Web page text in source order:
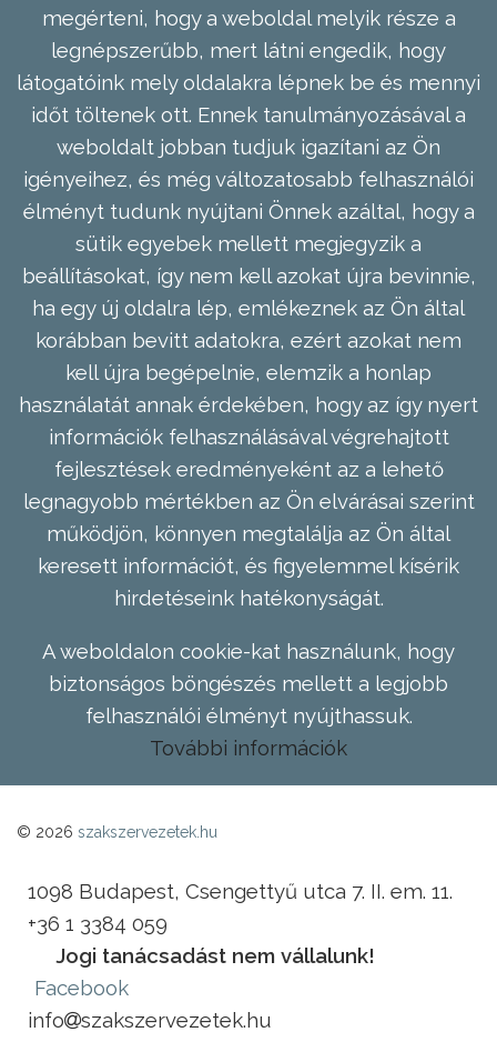
megérteni, hogy a weboldal melyik része a
legnépszerűbb, mert látni engedik, hogy
látogatóink mely oldalakra lépnek be és mennyi
időt töltenek ott. Ennek tanulmányozásával a
weboldalt jobban tudjuk igazítani az Ön
igényeihez, és még változatosabb felhasználói
élményt tudunk nyújtani Önnek azáltal, hogy a
sütik egyebek mellett megjegyzik a
beállításokat, így nem kell azokat újra bevinnie,
ha egy új oldalra lép, emlékeznek az Ön által
korábban bevitt adatokra, ezért azokat nem
kell újra begépelnie, elemzik a honlap
használatát annak érdekében, hogy az így nyert
információk felhasználásával végrehajtott
fejlesztések eredményeként az a lehető
legnagyobb mértékben az Ön elvárásai szerint
működjön, könnyen megtalálja az Ön által
keresett információt, és figyelemmel kísérik
hirdetéseink hatékonyságát.
A weboldalon cookie-kat használunk, hogy
biztonságos böngészés mellett a legjobb
felhasználói élményt nyújthassuk.
További információk
© 2026 szakszervezetek.hu
1098 Budapest, Csengettyű utca 7. II. em. 11.
+36 1 3384 059
Jogi tanácsadást nem vállalunk!
Facebook
info
szakszervezetek.hu